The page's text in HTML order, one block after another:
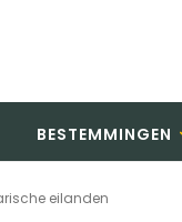
BESTEMMINGEN
eilanden